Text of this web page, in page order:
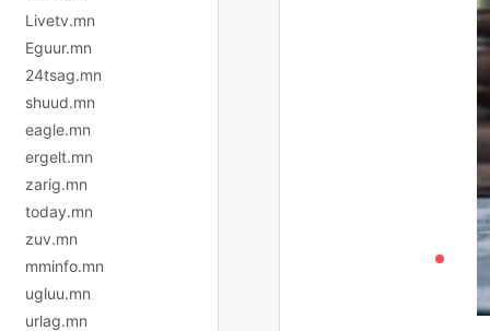
Livetv.mn
Eguur.mn
24tsag.mn
shuud.mn
eagle.mn
ergelt.mn
zarig.mn
today.mn
zuv.mn
mminfo.mn
ugluu.mn
urlag.mn